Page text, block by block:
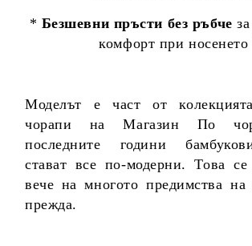
* Безшевни пръсти без ръбче
комфорт при носенето
Моделът е част от
чорапи на Магазин По
последните години
стават все по-модерни. Това
вече на многото предимства на
прежда.